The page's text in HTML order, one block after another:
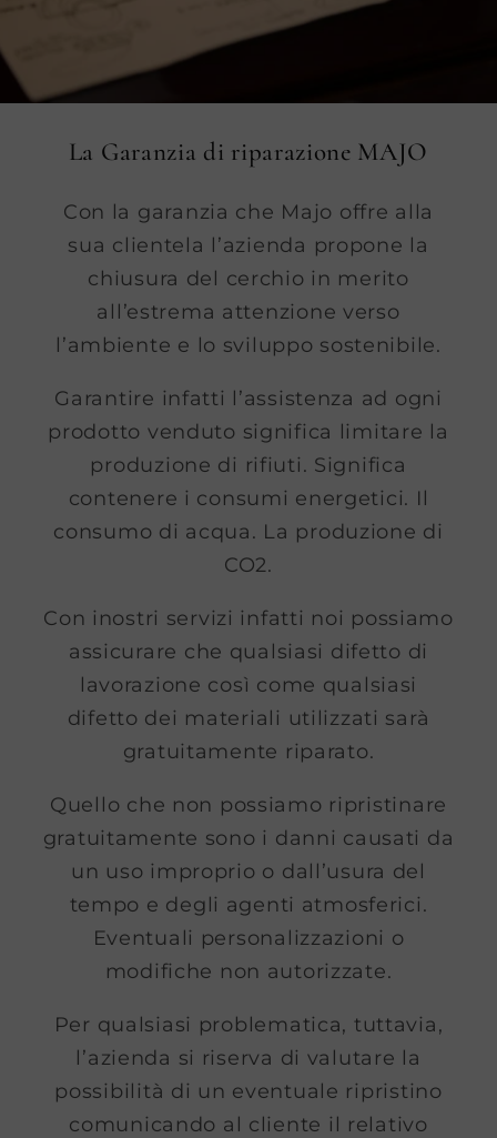
La Garanzia di riparazione MAJO
Con la garanzia che Majo offre alla
sua clientela l’azienda propone la
chiusura del cerchio in merito
all’estrema attenzione verso
l’ambiente e lo sviluppo sostenibile.
Garantire infatti l’assistenza ad ogni
prodotto venduto significa limitare la
produzione di rifiuti. Significa
contenere i consumi energetici. Il
consumo di acqua. La produzione di
CO2.
Con inostri servizi infatti noi possiamo
assicurare che qualsiasi difetto di
lavorazione così come qualsiasi
difetto dei materiali utilizzati sarà
gratuitamente riparato.
Quello che non possiamo ripristinare
gratuitamente sono i danni causati da
un uso improprio o dall’usura del
tempo e degli agenti atmosferici.
Eventuali personalizzazioni o
modifiche non autorizzate.
Per qualsiasi problematica, tuttavia,
l’azienda si riserva di valutare la
possibilità di un eventuale ripristino
comunicando al cliente il relativo